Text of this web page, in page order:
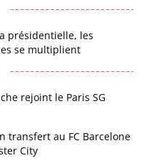
présidentielle, les
se multiplient
rejoint le Paris SG
transfert au FC Barcelone
City